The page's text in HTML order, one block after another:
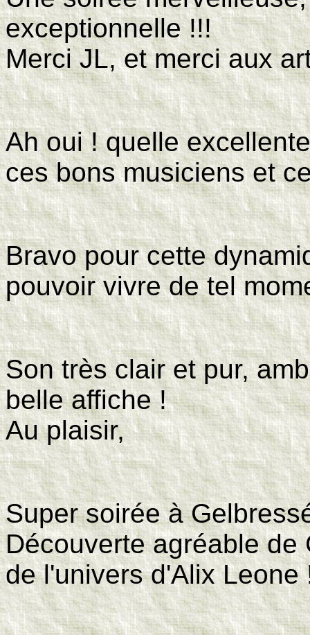
exceptionnelle !!!
Merci JL, et merci aux
Ah oui ! quelle
ces bons musiciens et
Bravo pour cette
pouvoir vivre de tel
Son très clair et pur,
belle affiche !
Au plaisir,
Super soirée à
Découverte agréable de
de l'univers d'Alix Leone